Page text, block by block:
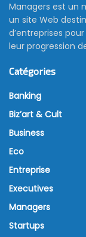
Managers est un
un site Web
d’entreprises
leur progression
Catégories
Banking
Biz’art & Cult
Business
Eco
Entreprise
Executives
Managers
Startups